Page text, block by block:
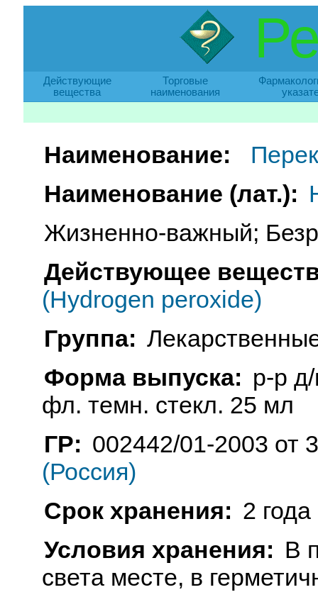
Действующие
вещества
Торговые
наименования
Наименование:
Наименование (лат.):
Жизненно-важный;
Действующее
(Hydrogen peroxide)
Группа:
Форма выпуска: р-р
фл. темн. стекл. 25 мл
ГР: 002442/01-2003 от
(Россия)
Срок хранения: 2 года
Условия хранения: В
света месте, в